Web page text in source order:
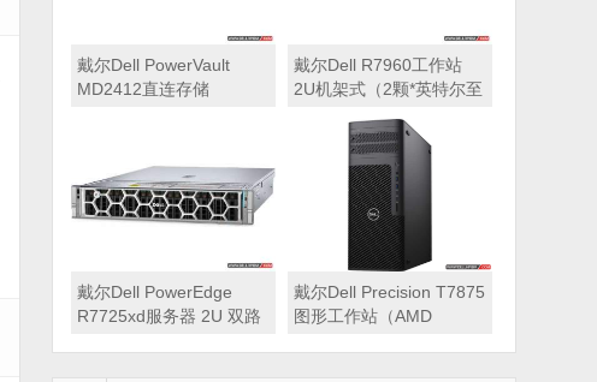
戴尔Dell PowerVault
MD2412直连存储
戴尔Dell R7960工作站
2U机架式（2颗*英特尔至
十四核心丨256GB 内存
丨1T固态硬盘+2块*8TB
硬盘丨2*RTX A6000
48GB显卡丨2400W双电
源丨三年质保）
戴尔Dell PowerEdge
R7725xd服务器 2U 双路
戴尔Dell Precision T7875
图形工作站（AMD